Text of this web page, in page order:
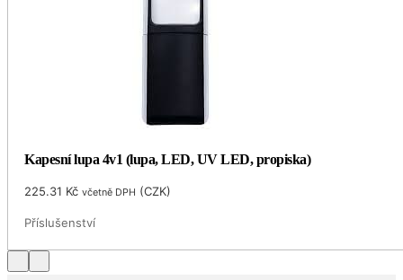
Kapesní lupa 4v1 (lupa, LED, UV LED, propiska)
225.31 Kč včetně DPH (CZK)
Příslušenství